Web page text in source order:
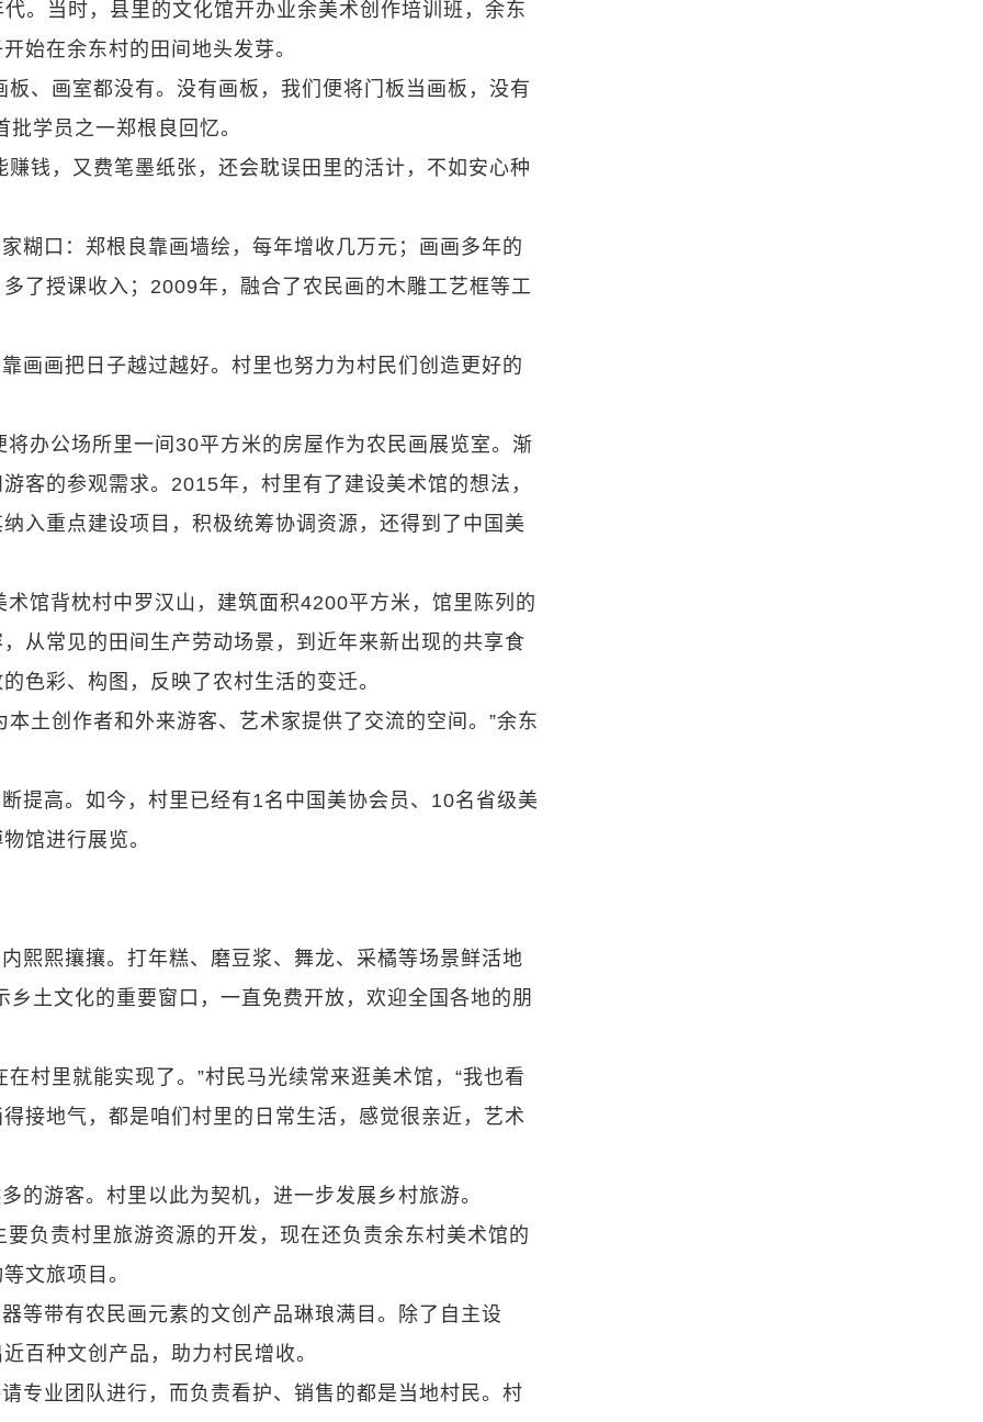
。当时，县里的文化馆开办业余美术创作培训班，余东
始在余东村的田间地头发芽。
、画室都没有。没有画板，我们便将门板当画板，没有
学员之一郑根良回忆。
钱，又费笔墨纸张，还会耽误田里的活计，不如安心种
糊口：郑根良靠画墙绘，每年增收几万元；画画多年的
了授课收入；2009年，融合了农民画的木雕工艺框等工
画画把日子越过越好。村里也努力为村民们创造更好的
办公场所里一间30平方米的房屋作为农民画展览室。渐
客的参观需求。2015年，村里有了建设美术馆的想法，
入重点建设项目，积极统筹协调资源，还得到了中国美
馆背枕村中罗汉山，建筑面积4200平方米，馆里陈列的
从常见的田间生产劳动场景，到近年来新出现的共享食
彩、构图，反映了农村生活的变迁。
土创作者和外来游客、艺术家提供了交流的空间。”余东
提高。如今，村里已经有1名中国美协会员、10名省级美
馆进行展览。
熙熙攘攘。打年糕、磨豆浆、舞龙、采橘等场景鲜活地
土文化的重要窗口，一直免费开放，欢迎全国各地的朋
村里就能实现了。”村民马光续常来逛美术馆，“我也看
接地气，都是咱们村里的日常生活，感觉很亲近，艺术
的游客。村里以此为契机，进一步发展乡村旅游。
负责村里旅游资源的开发，现在还负责余东村美术馆的
文旅项目。
等带有农民画元素的文创产品琳琅满目。除了自主设
百种文创产品，助力村民增收。
专业团队进行，而负责看护、销售的都是当地村民。村